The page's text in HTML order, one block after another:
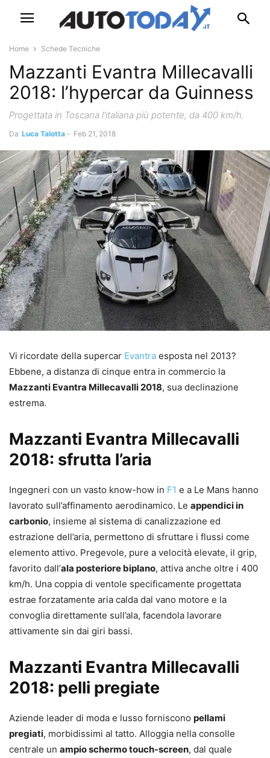
Home Schede Tecniche
Mazzanti Evantra Millecavalli
2018: l’hypercar da Guinness
Progettata in Toscana l'italiana più potente, da 400 km/h.
Da Luca Talotta - Feb 21, 2018
Vi ricordate della supercar Evantra esposta nel 2013?
Ebbene, a distanza di cinque entra in commercio la
Mazzanti Evantra Millecavalli 2018, sua declinazione
estrema.
Mazzanti Evantra Millecavalli
2018: sfrutta l’aria
Ingegneri con un vasto know-how in F1 e a Le Mans hanno
lavorato sull’affinamento aerodinamico. Le appendici in
carbonio, insieme al sistema di canalizzazione ed
estrazione dell’aria, permettono di sfruttare i flussi come
elemento attivo. Pregevole, pure a velocità elevate, il grip,
favorito dall’ala posteriore biplano, attiva anche oltre i 400
km/h. Una coppia di ventole specificamente progettata
estrae forzatamente aria calda dal vano motore e la
convoglia direttamente sull’ala, facendola lavorare
attivamente sin dai giri bassi.
Mazzanti Evantra Millecavalli
2018: pelli pregiate
Aziende leader di moda e lusso forniscono pellami
pregiati, morbidissimi al tatto. Alloggia nella consolle
centrale un ampio schermo touch-screen, dal quale